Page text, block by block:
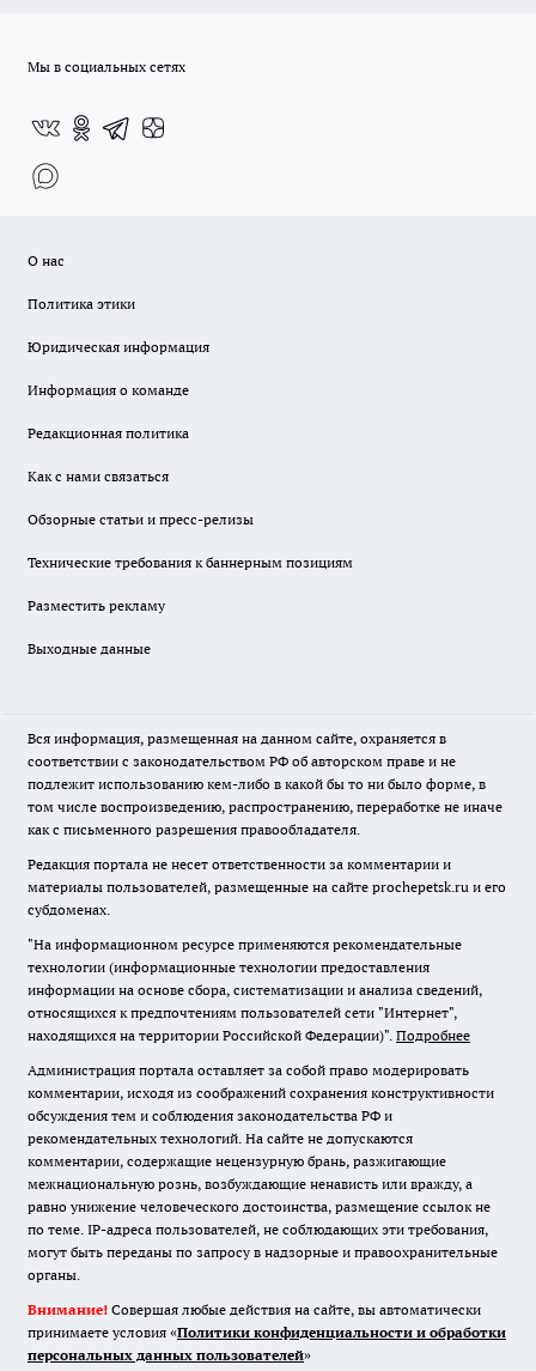
Мы в социальных сетях
О нас
Политика этики
Юридическая информация
Информация о команде
Редакционная политика
Как с нами связаться
Обзорные статьи и пресс-релизы
Технические требования к баннерным позициям
Разместить рекламу
Выходные данные
Вся информация, размещенная на данном сайте, охраняется в
соответствии с законодательством РФ об авторском праве и не
подлежит использованию кем-либо в какой бы то ни было форме, в
том числе воспроизведению, распространению, переработке не иначе
как с письменного разрешения правообладателя.
Редакция портала не несет ответственности за комментарии и
материалы пользователей, размещенные на сайте prochepetsk.ru и его
субдоменах.
"На информационном ресурсе применяются рекомендательные
технологии (информационные технологии предоставления
информации на основе сбора, систематизации и анализа сведений,
относящихся к предпочтениям пользователей сети "Интернет",
находящихся на территории Российской Федерации)". Подробнее
Администрация портала оставляет за собой право модерировать
комментарии, исходя из соображений сохранения конструктивности
обсуждения тем и соблюдения законодательства РФ и
рекомендательных технологий. На сайте не допускаются
комментарии, содержащие нецензурную брань, разжигающие
межнациональную рознь, возбуждающие ненависть или вражду, а
равно унижение человеческого достоинства, размещение ссылок не
по теме. IP-адреса пользователей, не соблюдающих эти требования,
могут быть переданы по запросу в надзорные и правоохранительные
органы.
Внимание! Совершая любые действия на сайте, вы автоматически
принимаете условия «Политики конфиденциальности и обработки
персональных данных пользователей»